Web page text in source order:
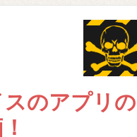
スのアプリ